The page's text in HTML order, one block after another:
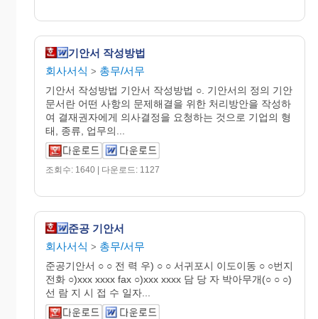
기안서 작성방법
회사서식 > 총무/서무
기안서 작성방법 기안서 작성방법 ○. 기안서의 정의 기안
문서란 어떤 사항의 문제해결을 위한 처리방안을 작성하
여 결재권자에게 의사결정을 요청하는 것으로 기업의 형
태, 종류, 업무의...
조회수: 1640 | 다운로드: 1127
준공 기안서
회사서식 > 총무/서무
준공기안서 ○ ○ 전 력 우) ○ ○ 서귀포시 이도이동 ○ ○번지
전화 ○)xxx xxxx fax ○)xxx xxxx 담 당 자 박아무개(○ ○ ○)
선 람 지 시 접 수 일자...